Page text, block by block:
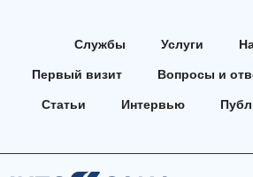
Аллергология, иммунология
Бесплатные услуги
Украинский
Службы Услуги
Первый визит Вопросы и
Статьи Интервью